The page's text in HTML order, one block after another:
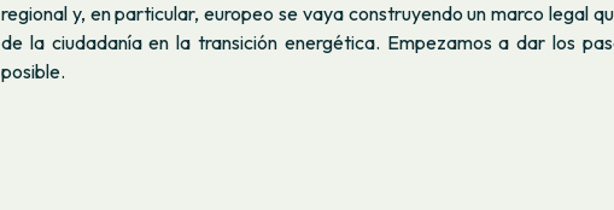
regional y, en particular, europeo se vaya construyendo un marco legal
de la ciudadanía en la transición energética. Empezamos a dar los
posible.